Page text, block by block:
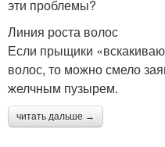
эти проблемы?
Линия роста волос
Если прыщики
волос, то можно смело
желчным пузырем.
читать дальше →